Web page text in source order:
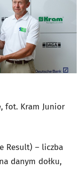
fot. Kram Junior
Result) – liczba
danym dołku,